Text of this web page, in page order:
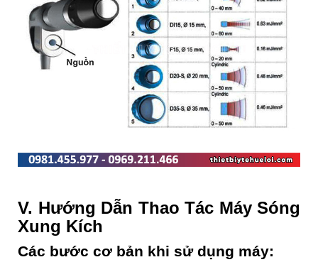
V. Hướng Dẫn Thao Tác Máy Sóng
Xung Kích
Các bước cơ bản khi sử dụng máy: